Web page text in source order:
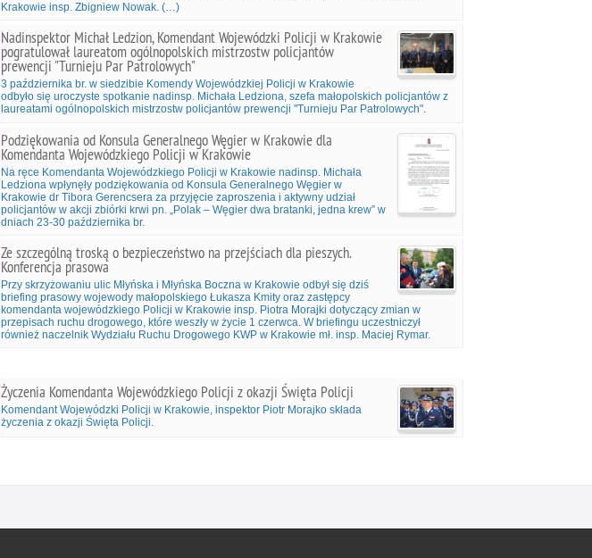
Krakowie insp. Zbigniew Nowak. (…)
Nadinspektor Michał Ledzion, Komendant Wojewódzki Policji w Krakowie
pogratulował laureatom ogólnopolskich mistrzostw policjantów
prewencji "Turnieju Par Patrolowych"
3 października br. w siedzibie Komendy Wojewódzkiej Policji w Krakowie
odbyło się uroczyste spotkanie nadinsp. Michała Ledziona, szefa małopolskich policjantów z
laureatami ogólnopolskich mistrzostw policjantów prewencji "Turnieju Par Patrolowych".
Podziękowania od Konsula Generalnego Węgier w Krakowie dla
Komendanta Wojewódzkiego Policji w Krakowie
Na ręce Komendanta Wojewódzkiego Policji w Krakowie nadinsp. Michała
Ledziona wpłynęły podziękowania od Konsula Generalnego Węgier w
Krakowie dr Tibora Gerencsera za przyjęcie zaproszenia i aktywny udział
policjantów w akcji zbiórki krwi pn. „Polak – Węgier dwa bratanki, jedna krew” w
dniach 23-30 października br.
Ze szczególną troską o bezpieczeństwo na przejściach dla pieszych.
Konferencja prasowa
Przy skrzyżowaniu ulic Młyńska i Młyńska Boczna w Krakowie odbył się dziś
briefing prasowy wojewody małopolskiego Łukasza Kmity oraz zastępcy
komendanta wojewódzkiego Policji w Krakowie insp. Piotra Morajki dotyczący zmian w
przepisach ruchu drogowego, które weszły w życie 1 czerwca. W briefingu uczestniczył
również naczelnik Wydziału Ruchu Drogowego KWP w Krakowie mł. insp. Maciej Rymar.
Życzenia Komendanta Wojewódzkiego Policji z okazji Święta Policji
Komendant Wojewódzki Policji w Krakowie, inspektor Piotr Morajko składa
życzenia z okazji Święta Policji.